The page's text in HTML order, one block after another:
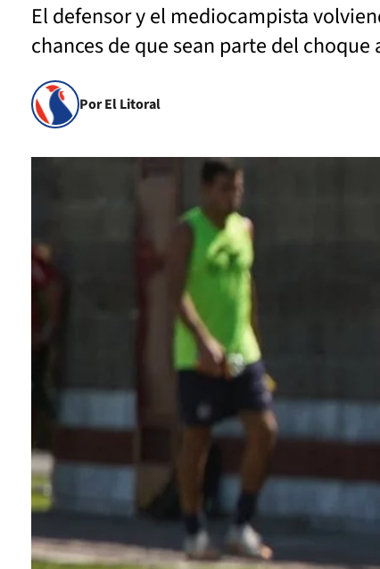
El defensor y el mediocampista
chances de que sean parte del choque
Por El Litoral